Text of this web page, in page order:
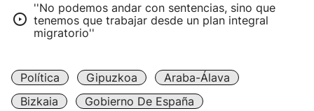
''No podemos andar con sentencias, sino que
tenemos que trabajar desde un plan integral
migratorio''
Política Gipuzkoa
Araba-Álava
Bizkaia
Gobierno De España